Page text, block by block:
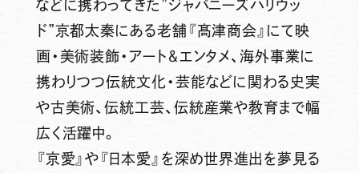
などに携わってきた”ジャパニーズハリウッ
ド”京都太秦にある老舗『髙津商会』にて映
画・美術装飾・アート＆エンタメ、海外事業に
携わりつつ伝統文化・芸能などに関わる史実
や古美術、伝統工芸、伝統産業や教育まで幅
広く活躍中。
『京愛』や『日本愛』を深め世界進出を夢見る